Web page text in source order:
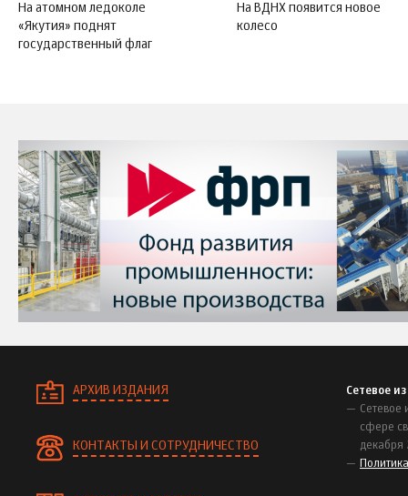
На атомном ледоколе
«Якутия» поднят
государственный флаг
На ВДНХ появится новое
колесо
АРХИВ ИЗДАНИЯ
КОНТАКТЫ И СОТРУДНИЧЕСТВО
Сетевое
Сетевое
сфере
декабря